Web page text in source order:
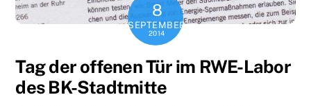
8
SEPTEMBER
2014
Tag der offenen Tür im RWE-Labor
des BK-Stadtmitte